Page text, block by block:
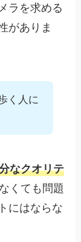
ラを求める
がありま
く人に
なクオリテ
くても問題
にはならな